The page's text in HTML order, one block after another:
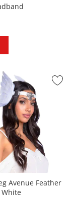
Avenue Feather